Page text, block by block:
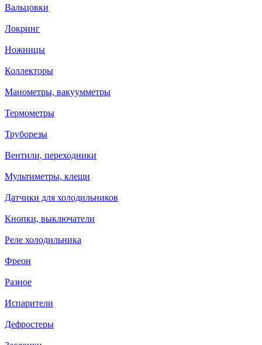
Вальцовки
Локринг
Ножницы
Коллекторы
Манометры, вакуумметры
Термометры
Труборезы
Вентили, переходники
Мультиметры, клещи
Датчики для холодильников
Кнопки, выключатели
Реле холодильника
Фреон
Разное
Испарители
Дефростеры